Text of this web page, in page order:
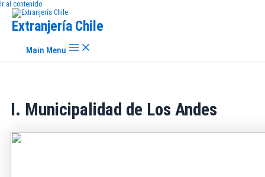
Ir al contenido
Extranjería Chile
Main Menu
I. Municipalidad de Los Andes